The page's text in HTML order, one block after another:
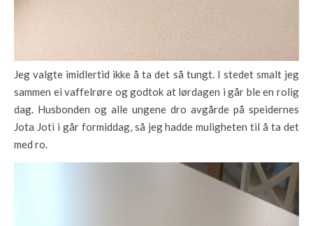
Jeg valgte imidlertid ikke å ta det så tungt. I stedet smalt jeg
sammen ei vaffelrøre og godtok at lørdagen i går ble en rolig
dag. Husbonden og alle ungene dro avgårde på speidernes
Jota Joti i går formiddag, så jeg hadde muligheten til å ta det
med ro.